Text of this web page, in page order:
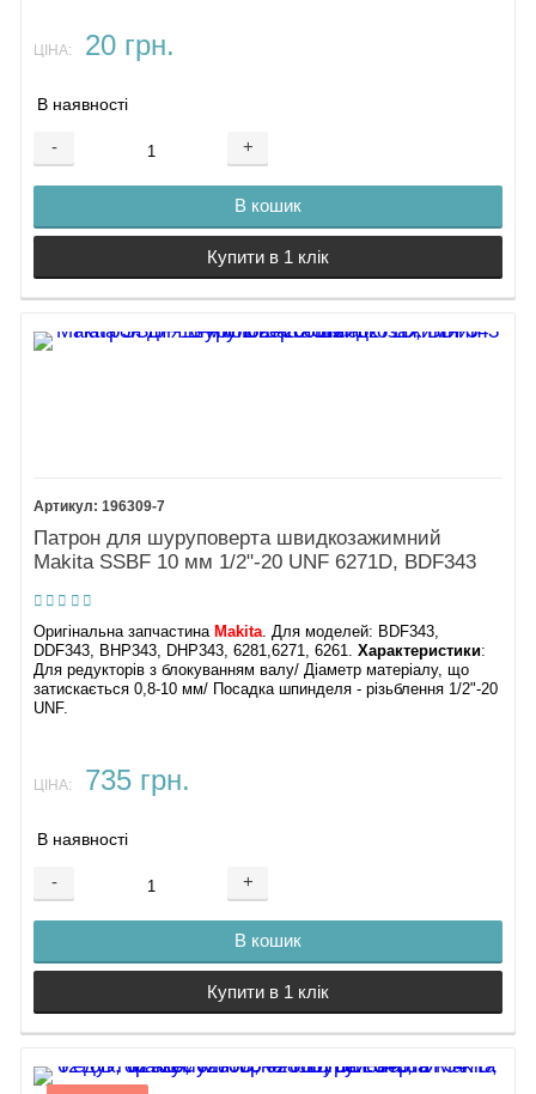
ЦІНА: 20 грн.
В наявності
- +
В кошик
Купити в 1 клік
196309-7
Патрон для шуруповерта швидкозажимний
Makita SSBF 10 мм 1/2"-20 UNF 6271D, BDF343
Оригінальна запчастина Makita. Для моделей: BDF343,
DDF343, BHP343, DHP343, 6281,6271, 6261.Характеристики:
Для редукторів з блокуванням валу/ Діаметр матеріалу, що
затискається 0,8-10 мм/ Посадка шпинделя - різьблення 1/2"-20
UNF.
ЦІНА: 735 грн.
В наявності
- +
В кошик
Купити в 1 клік